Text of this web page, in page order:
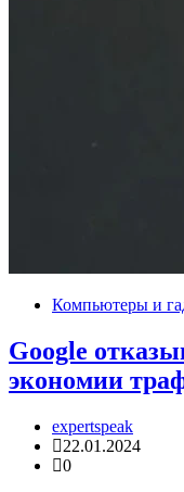
Компьютеры и
Google
экономии
expertspeak
22.01.2024
0